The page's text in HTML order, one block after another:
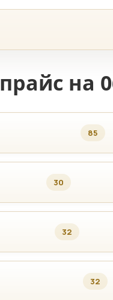
на
85
30
32
32